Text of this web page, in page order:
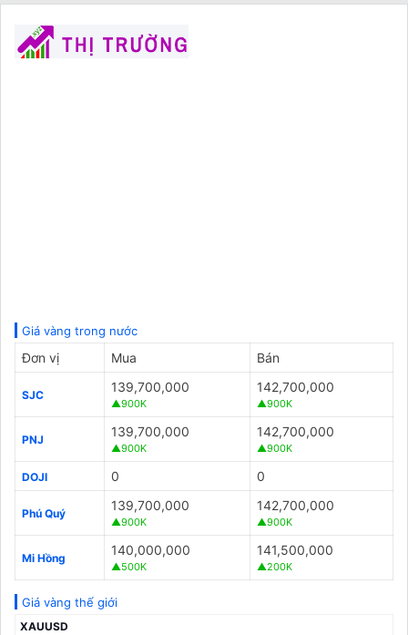
Giá vàng trong nước
Đơn vị Mua Bán
SJC
139,700,000
▲900K
142,700,000
▲900K
PNJ
139,700,000
▲900K
142,700,000
▲900K
DOJI 0 0
Phú Quý
139,700,000
▲900K
142,700,000
▲900K
Mi Hồng
140,000,000
▲500K
141,500,000
▲200K
Giá vàng thế giới
XAUUSD